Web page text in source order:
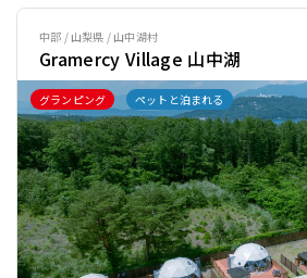
グランピング ペットと泊まれる
中部 / 山梨県 / 山中湖村
Gramercy Village 山中湖